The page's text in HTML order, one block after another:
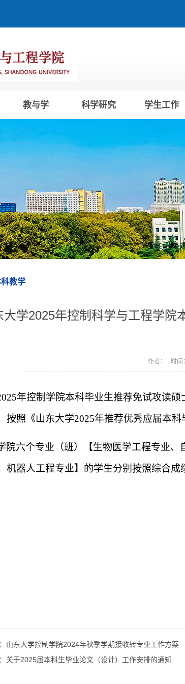
教与学 科学研究 学生工作
教学
大学2025年控制科学与工程学院
作者： 时间
年控制学院本科毕业生推荐免试攻读
按照《山东大学2025年推荐优秀应届本科
院六个专业（班）【生物医学工程专业
机器人工程专业】的学生分别按照综合成
山东大学控制学院2024年秋季学期接收转专业工作方案
关于2025届本科生毕业论文（设计）工作安排的通知